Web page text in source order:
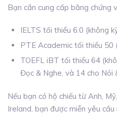
Bạn cần cung cấp bằng chứng
IELTS tối thiểu 6.0 (không
PTE Academic tối thiểu 50
TOEFL iBT tối thiểu 64
Đọc & Nghe, và 14 cho Nói
Nếu bạn có hộ chiếu từ Anh,
Ireland, bạn được miễn yêu cầu